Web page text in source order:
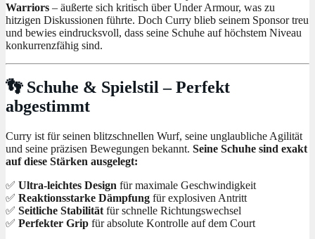
Warriors – äußerte sich kritisch über Under Armour, was zu
hitzigen Diskussionen führte. Doch Curry blieb seinem Sponsor treu
und bewies eindrucksvoll, dass seine Schuhe auf höchstem Niveau
konkurrenzfähig sind.
👣 Schuhe & Spielstil – Perfekt
abgestimmt
Curry ist für seinen blitzschnellen Wurf, seine unglaubliche Agilität
und seine präzisen Bewegungen bekannt. Seine Schuhe sind exakt
auf diese Stärken ausgelegt:
✅ Ultra-leichtes Design für maximale Geschwindigkeit
✅ Reaktionsstarke Dämpfung für explosiven Antritt
✅ Seitliche Stabilität für schnelle Richtungswechsel
✅ Perfekter Grip für absolute Kontrolle auf dem Court